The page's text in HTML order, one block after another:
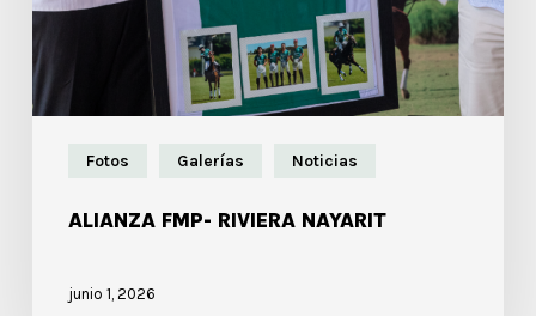
Fotos Galerías Noticias
ALIANZA FMP- RIVIERA NAYARIT
junio 1, 2026